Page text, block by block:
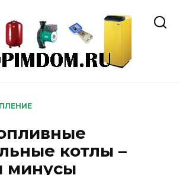
котлы –
минусы